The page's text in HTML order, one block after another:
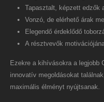
Tapasztalt, képzett edzők
Vonzó, de elérhető árak
Elegendő érdeklődő
A résztvevők
Ezekre a kihívásokra a legjobb
innovatív megoldásokat
maximális élményt nyújtsanak.